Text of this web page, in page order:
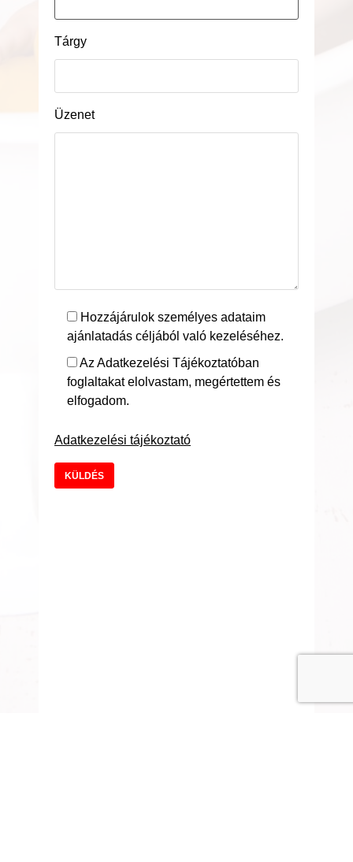
Tárgy
Üzenet
Hozzájárulok személyes adataim
ajánlatadás céljából való kezeléséhez.
Az Adatkezelési Tájékoztatóban
foglaltakat elolvastam, megértettem és
elfogadom.
Adatkezelési tájékoztató